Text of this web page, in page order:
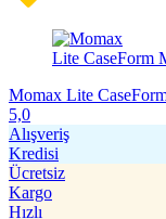
Momax Lite
5,0
Alışveriş
Kredisi
Ücretsiz
Kargo
Hızlı